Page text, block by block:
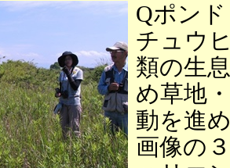
Qポン
チュウ
類の生
め草地
動を進
画像の